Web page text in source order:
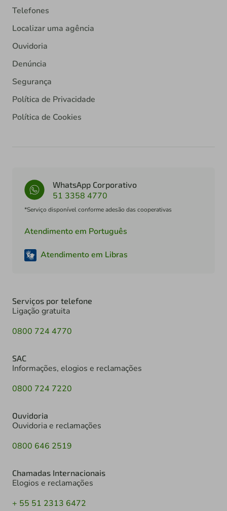
Telefones
Localizar uma agência
Ouvidoria
Denúncia
Segurança
Política de Privacidade
Política de Cookies
WhatsApp Corporativo
51 3358 4770
*Serviço disponível conforme adesão das cooperativas
Atendimento em Português
Atendimento em Libras
Serviços por telefone
Ligação gratuita
0800 724 4770
SAC
Informações, elogios e reclamações
0800 724 7220
Ouvidoria
Ouvidoria e reclamações
0800 646 2519
Chamadas Internacionais
Elogios e reclamações
+ 55 51 2313 6472